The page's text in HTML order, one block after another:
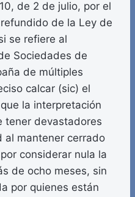
de 2 de julio, por el
de la Ley de
se refiere al
Sociedades de
de múltiples
calcar (sic) el
la interpretación
tener devastadores
al mantener cerrado
considerar nula la
de ocho meses, sin
por quienes están